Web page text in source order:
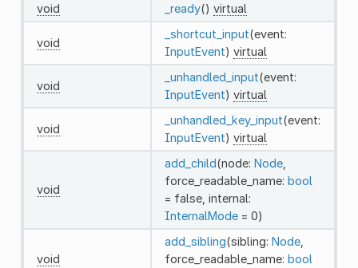
void
_ready() virtual
void
_shortcut_input(event:
InputEvent) virtual
void
_unhandled_input(event:
InputEvent) virtual
void
_unhandled_key_input(event:
InputEvent) virtual
void
add_child(node: Node,
force_readable_name: bool
= false, internal:
InternalMode= 0)
void
add_sibling(sibling: Node,
force_readable_name: bool